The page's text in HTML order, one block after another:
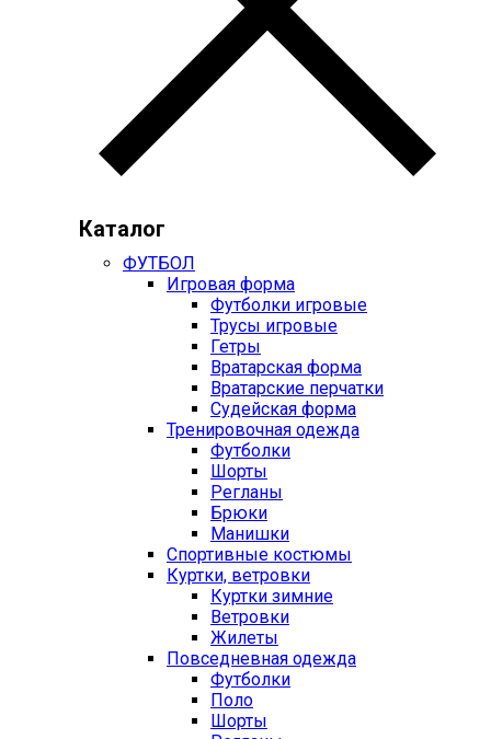
Каталог
ФУТБОЛ
Игровая форма
Футболки игровые
Трусы игровые
Гетры
Вратарская форма
Вратарские перчатки
Судейская форма
Тренировочная одежда
Футболки
Шорты
Регланы
Брюки
Манишки
Спортивные костюмы
Куртки, ветровки
Куртки зимние
Ветровки
Жилеты
Повседневная одежда
Футболки
Поло
Шорты